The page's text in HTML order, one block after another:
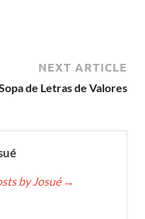
NEXT ARTICLE
de Letras de Valores
by Josué →